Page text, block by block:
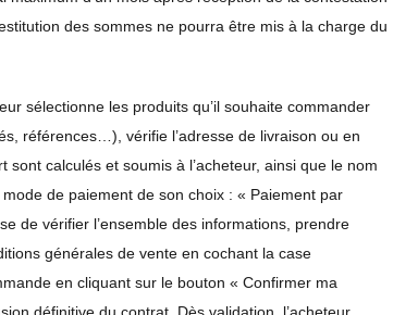
des sommes ne pourra être mis à la charge du
sélectionne les produits qu’il souhaite commander
références…), vérifie l’adresse de livraison ou en
calculés et soumis à l’acheteur, ainsi que le nom
de paiement de son choix : « Paiement par
de vérifier l’ensemble des informations, prendre
générales de vente en cochant la case
en cliquant sur le bouton « Confirmer ma